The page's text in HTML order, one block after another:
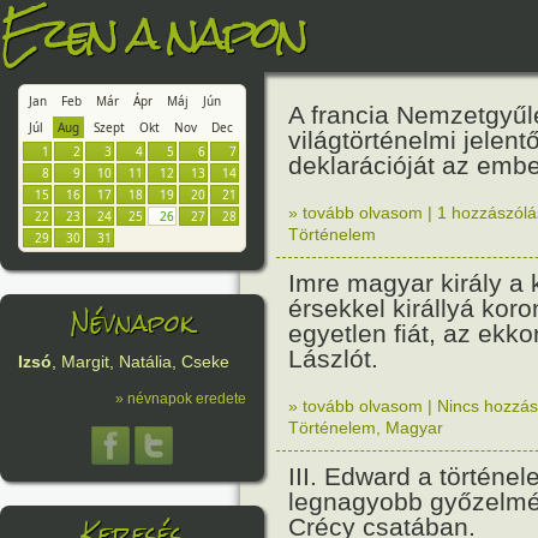
Ezen a napon
Jan Feb Már Ápr Máj
Jún
Júl
Aug Szept Okt Nov
Dec
1
2 3 4 5 6
7
8
9 10 11 12 13
14
15
16 17 18 19 20
21
22
23 24 25 26 27
28
29
30 31
Névnapok
Izsó, Margit, Natália, Cseke
» névnapok eredete
A francia
világtörténelmi
deklarációját az
» tovább olvasom | 1
Történelem
Imre magyar király a
érsekkel királlyá
egyetlen fiát, az
Lászlót.
» tovább olvasom | Nincs
Történelem
Magyar
III. Edward a
legnagyobb
Crécy csatában.